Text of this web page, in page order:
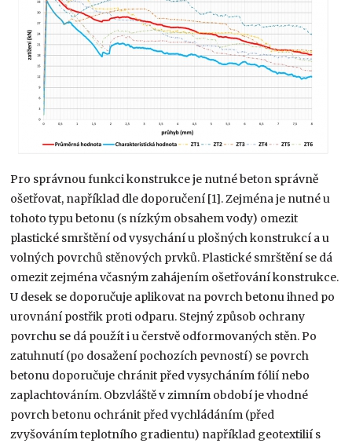
Pro správnou funkci konstrukce je nutné beton správně
ošetřovat, například dle doporučení [1]. Zejména je nutné u
tohoto typu betonu (s nízkým obsahem vody) omezit
plastické smrštění od vysychání u plošných konstrukcí a u
volných povrchů stěnových prvků. Plastické smrštění se dá
omezit zejména včasným zahájením ošetřování konstrukce.
U desek se doporučuje aplikovat na povrch betonu ihned po
urovnání postřik proti odparu. Stejný způsob ochrany
povrchu se dá použít i u čerstvě odformovaných stěn. Po
zatuhnutí (po dosažení pochozích pevností) se povrch
betonu doporučuje chránit před vysycháním fólií nebo
zaplachtováním. Obzvláště v zimním období je vhodné
povrch betonu ochránit před vychládáním (před
zvyšováním teplotního gradientu) například geotextilií s